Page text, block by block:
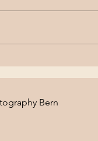
Heimberg
Bern